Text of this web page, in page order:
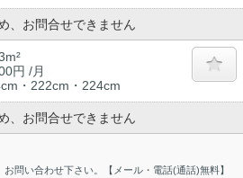
、お問合せできません
円 /月
・222cm・224cm
、お問合せできません
問い合わせ下さい。【メール・電話(通話)無料】